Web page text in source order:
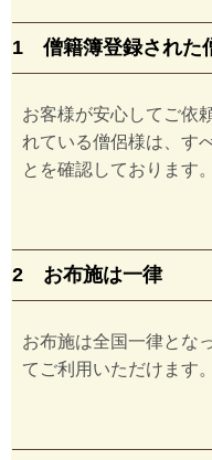
1 僧籍簿登録された
お客様が安心してご依
れている僧侶様は、す
とを確認しております。
2 お布施は一律
お布施は全国一律とな
てご利用いただけます。